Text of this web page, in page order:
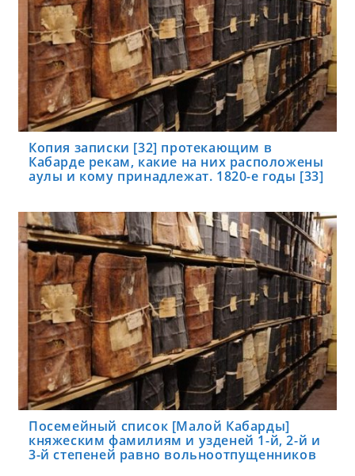
Копия записки [32] протекающим в
Кабарде рекам, какие на них расположены
аулы и кому принадлежат. 1820-е годы [33]
Посемейный список [Малой Кабарды]
княжеским фамилиям и узденей 1-й, 2-й и
3-й степеней равно вольноотпущенников